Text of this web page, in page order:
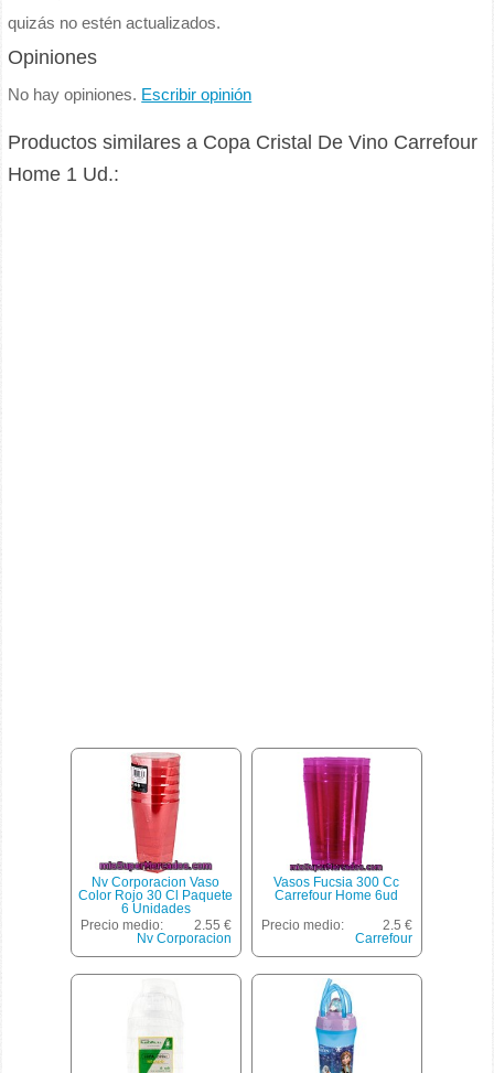
quizás no estén actualizados.
Opiniones
No hay opiniones. Escribir opinión
Productos similares a Copa Cristal De Vino Carrefour
Home 1 Ud.:
Nv Corporacion Vaso
Color Rojo 30 Cl Paquete
6 Unidades
Precio medio:
2.55 €
Nv Corporacion
Vasos Fucsia 300 Cc
Carrefour Home 6ud
Precio medio:
2.5 €
Carrefour